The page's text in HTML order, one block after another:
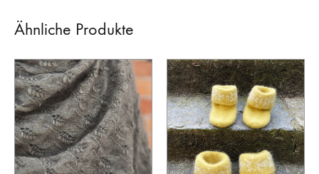
Ähnliche Produkte